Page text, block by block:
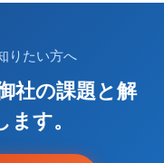
りたい方へ
社の課題と解
す。